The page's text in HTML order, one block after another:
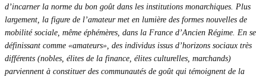
d’incarner la norme du bon goût dans les institutions monarchiques. Plus
largement, la figure de l’amateur met en lumière des formes nouvelles de
mobilité sociale, même éphémères, dans la France d’Ancien Régime. En se
définissant comme «amateurs», des individus issus d’horizons sociaux très
différents (nobles, élites de la finance, élites culturelles, marchands)
parviennent à constituer des communautés de goût qui témoignent de la